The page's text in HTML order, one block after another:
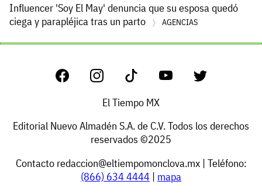
Influencer 'Soy El May' denuncia que su esposa quedó
ciega y parapléjica tras un parto
AGENCIAS
El Tiempo MX
Editorial Nuevo Almadén S.A. de C.V. Todos los derechos
reservados ©2025
Contacto redaccion@eltiempomonclova.mx| Teléfono:
(866) 634 4444 | mapa